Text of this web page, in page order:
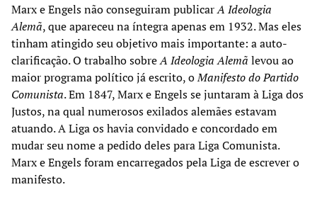
Marx e Engels não conseguiram publicarA Ideologia
Alemã, que apareceu na íntegra apenas em 1932. Mas eles
tinham atingido seu objetivo mais importante: a auto-
clarificação. O trabalho sobreA Ideologia Alemã levou ao
maior programa político já escrito, oManifesto do Partido
Comunista. Em 1847, Marx e Engels se juntaram à Liga dos
Justos, na qual numerosos exilados alemães estavam
atuando. A Liga os havia convidado e concordado em
mudar seu nome a pedido deles para Liga Comunista.
Marx e Engels foram encarregados pela Liga de escrever o
manifesto.